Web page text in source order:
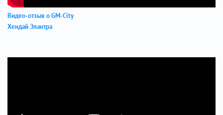
Видео-отзыв о GM-City
Хендай Элантра